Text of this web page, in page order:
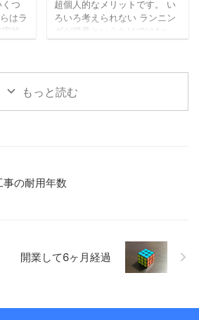
10
ら
許 ...
とわからないこともあります
し、両方が大切なこともあっ
つ
はラ
施
に難
小さ
れな
料
超個人的なメリットです。 い
ろいろ考えられない ランニン
グが得意というわけではない
考えないというわけではあり
ませんが、あれやこれやとい
ろんなことを考えるような時
間にはなりません。いまのと
れもこれもとできないので、
おのずと自分と向き合う時間
すが。。 ふとしたアイデア ...
もっと読む
事の耐用年数
開業して6ヶ月経過